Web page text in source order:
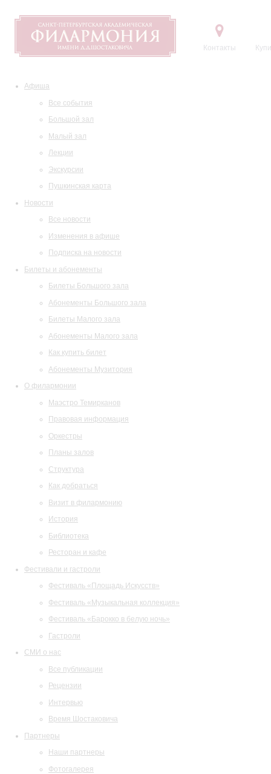
Контакты
Афиша
Все события
Большой зал
Малый зал
Лекции
Экскурсии
Пушкинская карта
Новости
Все новости
Изменения в афише
Подписка на новости
Билеты и абонементы
Билеты Большого зала
Абонементы Большого зала
Билеты Малого зала
Абонементы Малого зала
Как купить билет
Абонементы Музитория
О филармонии
Маэстро Темирканов
Правовая информация
Оркестры
Планы залов
Структура
Как добраться
Визит в филармонию
История
Библиотека
Ресторан и кафе
Фестивали и гастроли
Фестиваль «Площадь Искусств»
Фестиваль «Музыкальная коллекция»
Фестиваль «Барокко в белую ночь»
Гастроли
СМИ о нас
Все публикации
Рецензии
Интервью
Время Шостаковича
Партнеры
Наши партнеры
Фотогалерея